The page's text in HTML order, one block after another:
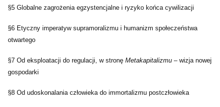
§5 Globalne zagrożenia egzystencjalne i ryzyko końca cywilizacji
§6 Etyczny imperatyw supramoralizmu i humanizm społeczeństwa
otwartego
§7 Od eksploatacji do regulacji, w stronę Metakapitalizmu – wizja nowej
gospodarki
§8 Od udoskonalania człowieka do immortalizmu postczłowieka